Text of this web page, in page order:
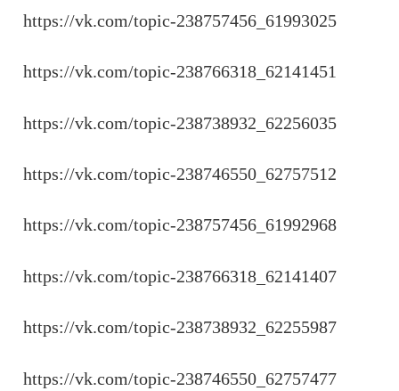
https://vk.com/topic-238757456_61993025
https://vk.com/topic-238766318_62141451
https://vk.com/topic-238738932_62256035
https://vk.com/topic-238746550_62757512
https://vk.com/topic-238757456_61992968
https://vk.com/topic-238766318_62141407
https://vk.com/topic-238738932_62255987
https://vk.com/topic-238746550_62757477